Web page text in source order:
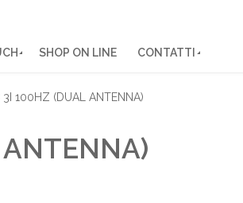
SHOP ON LINE CONTATTI
100HZ (DUAL ANTENNA)